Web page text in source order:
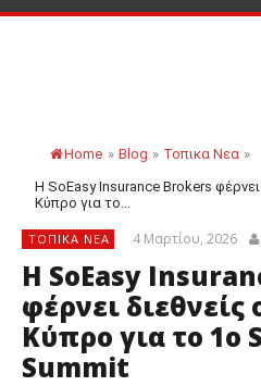
Home » Blog » Τοπικα Νεα »
Η SoEasy Insurance Brokers
Κύπρο για το...
ΤΟΠΙΚΑ ΝΕΑ 4 Μαρτίου, 2026
Η SoEasy
φέρνει διεθνείς
Κύπρο για το 1ο
Summit